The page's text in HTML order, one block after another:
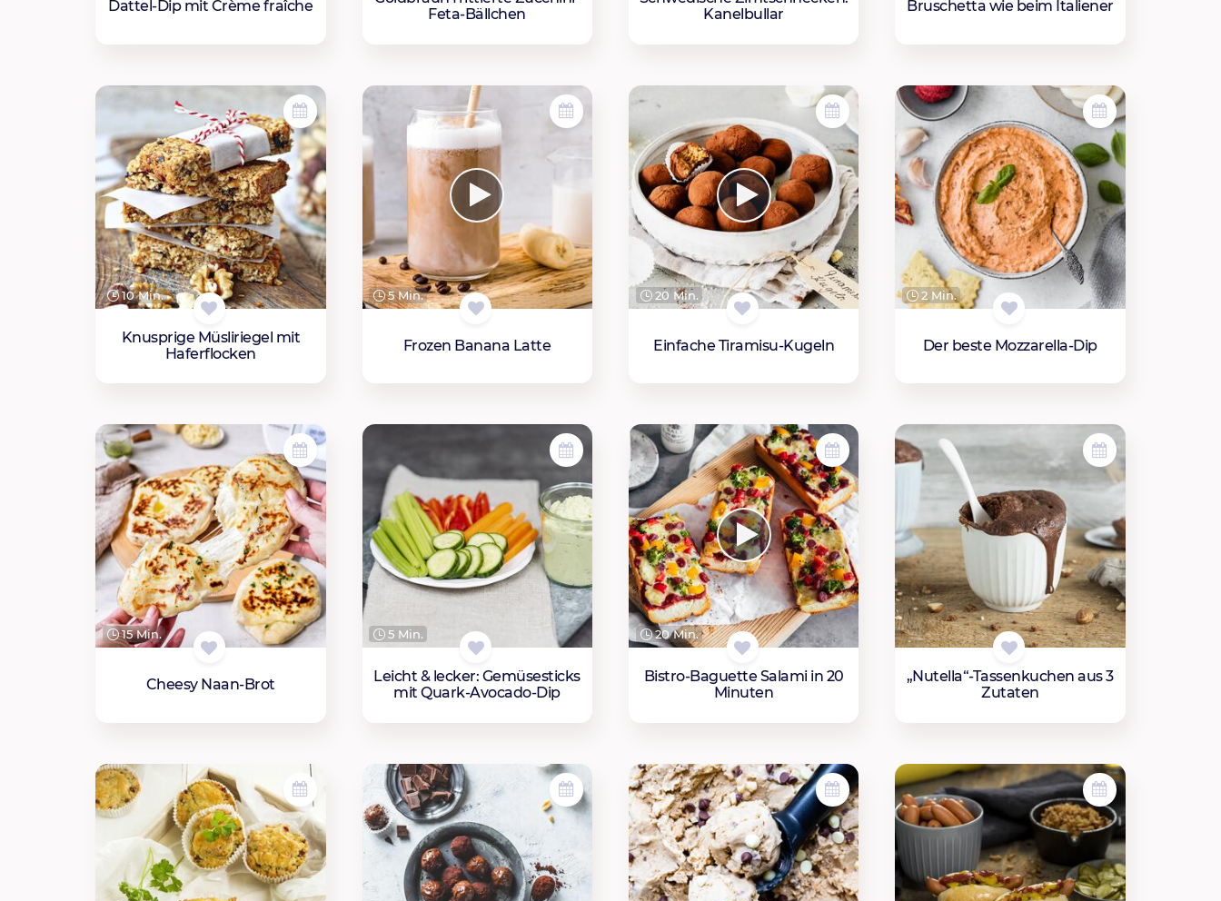
Dattel-Dip mit Crème fraîche
Feta-Bällchen
Kanelbullar
Bruschetta wie beim Italiener
10 Min.
Knusprige Müsliriegel mit
Haferflocken
5 Min.
Frozen Banana Latte
20 Min.
Einfache Tiramisu-Kugeln
2 Min.
Der beste Mozzarella-Dip
15 Min.
Cheesy Naan-Brot
5 Min.
Leicht & lecker: Gemüsesticks
mit Quark-Avocado-Dip
20 Min.
Bistro-Baguette Salami in 20
Minuten
„Nutella“-Tassenkuchen aus 3
Zutaten